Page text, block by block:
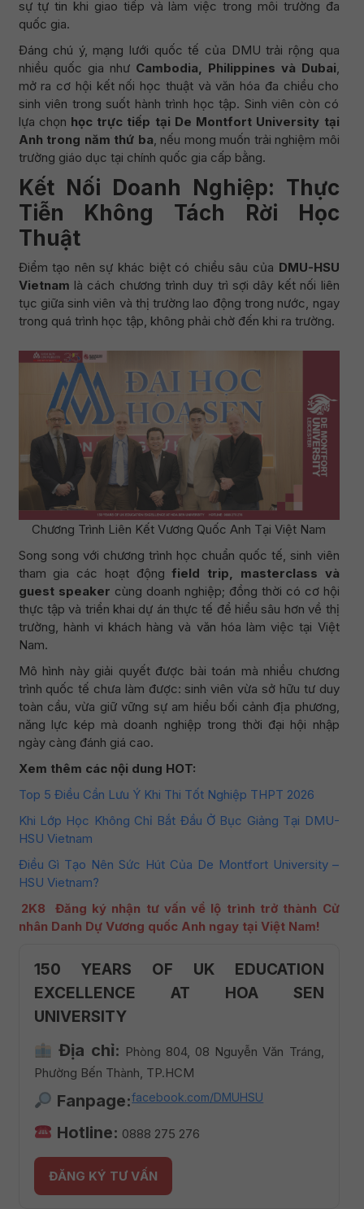
sự tự tin khi giao tiếp và làm việc trong môi trường đa
quốc gia.
Đáng chú ý, mạng lưới quốc tế của DMU trải rộng qua
nhiều quốc gia như Cambodia, Philippines và Dubai,
mở ra cơ hội kết nối học thuật và văn hóa đa chiều cho
sinh viên trong suốt hành trình học tập. Sinh viên còn có
lựa chọn học trực tiếp tại De Montfort University tại
Anh trong năm thứ ba, nếu mong muốn trải nghiệm môi
trường giáo dục tại chính quốc gia cấp bằng.
Kết Nối Doanh Nghiệp: Thực
Tiễn Không Tách Rời Học
Thuật
Điểm tạo nên sự khác biệt có chiều sâu của DMU-HSU
Vietnam là cách chương trình duy trì sợi dây kết nối liên
tục giữa sinh viên và thị trường lao động trong nước, ngay
trong quá trình học tập, không phải chờ đến khi ra trường.
Chương Trình Liên Kết Vương Quốc Anh Tại Việt Nam
Song song với chương trình học chuẩn quốc tế, sinh viên
tham gia các hoạt độngfield trip, masterclass và
guest speaker cùng doanh nghiệp; đồng thời có cơ hội
thực tập và triển khai dự án thực tế để hiểu sâu hơn về thị
trường, hành vi khách hàng và văn hóa làm việc tại Việt
Nam.
Mô hình này giải quyết được bài toán mà nhiều chương
trình quốc tế chưa làm được: sinh viên vừa sở hữu tư duy
toàn cầu, vừa giữ vững sự am hiểu bối cảnh địa phương,
năng lực kép mà doanh nghiệp trong thời đại hội nhập
ngày càng đánh giá cao.
Xem thêm các nội dung HOT:
Top 5 Điều Cần Lưu Ý Khi Thi Tốt Nghiệp THPT 2026
Khi Lớp Học Không Chỉ Bắt Đầu Ở Bục Giảng Tại DMU-
HSU Vietnam
Điều Gì Tạo Nên Sức Hút Của De Montfort University –
HSU Vietnam?
2K8
Đăng ký nhận tư vấn về lộ trình trở thành Cử
nhân Danh Dự Vương quốc Anh ngay tại Việt Nam!
150 YEARS OF UK EDUCATION
EXCELLENCE AT HOA SEN
UNIVERSITY
Địa chỉ: Phòng 804, 08 Nguyễn Văn Tráng,
Phường Bến Thành, TP.HCM
Fanpage:facebook.com/DMUHSU
Hotline: 0888 275 276
ĐĂNG KÝ TƯ VẤN